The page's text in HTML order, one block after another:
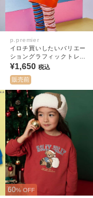
p.premier
イロチ買いしたいバリエー
ショングラフィックトレー
ナー 全7色
¥1,650 税込
販売前
60% OFF